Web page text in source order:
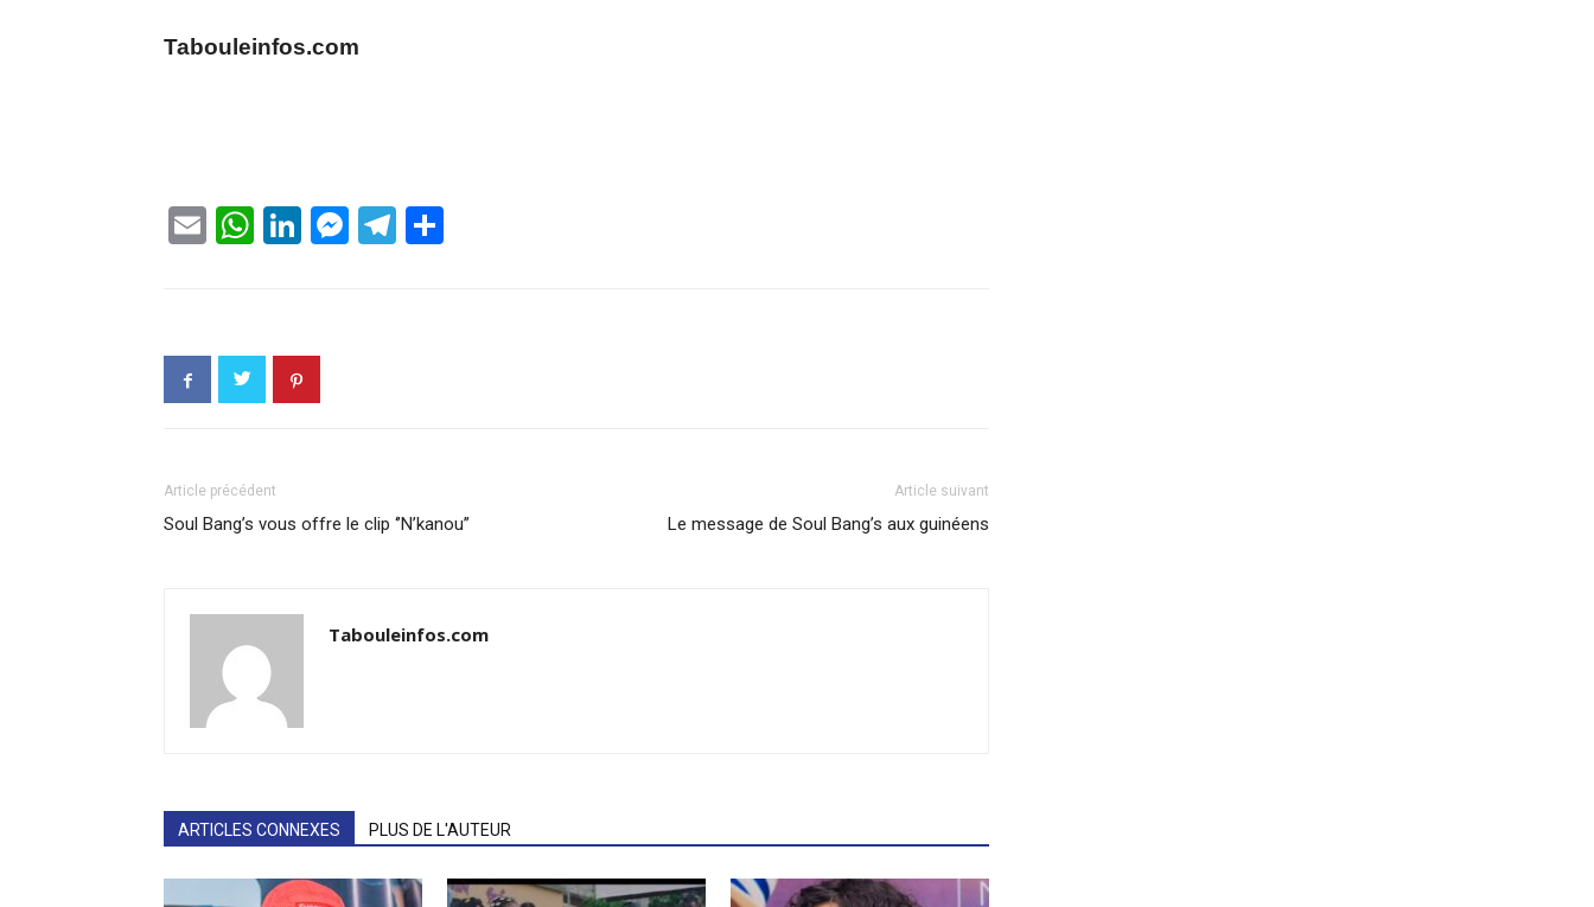
Tabouleinfos.com
EmailWhatsApp
LinkedIn
Messenger
Telegram
Article précédent
Soul Bang’s vous offre le clip ‘’N’kanou’’
Article suivant
Le message de Soul Bang’s aux guinéens
Tabouleinfos.com
ARTICLES CONNEXES PLUS DE L'AUTEUR